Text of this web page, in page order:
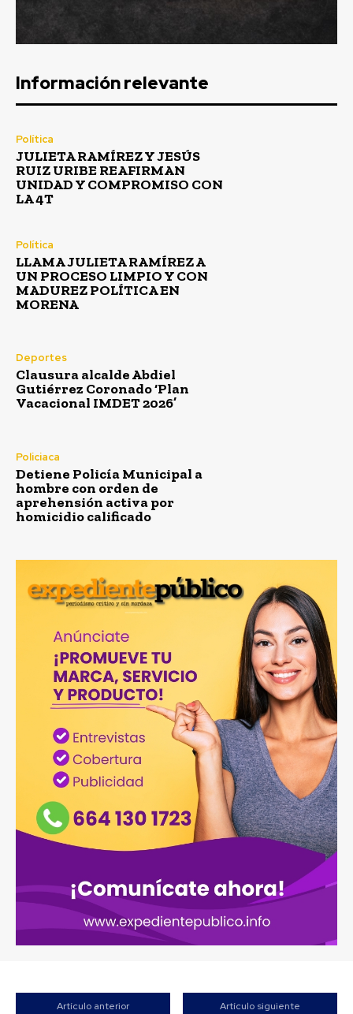
Información relevante
Política
JULIETA RAMÍREZ Y JESÚS
RUIZ URIBE REAFIRMAN
UNIDAD Y COMPROMISO CON
LA 4T
Política
LLAMA JULIETA RAMÍREZ A
UN PROCESO LIMPIO Y CON
MADUREZ POLÍTICA EN
MORENA
Deportes
Clausura alcalde Abdiel
Gutiérrez Coronado ‘Plan
Vacacional IMDET 2026’
Policiaca
Detiene Policía Municipal a
hombre con orden de
aprehensión activa por
homicidio calificado
Artículo anterior Artículo siguiente